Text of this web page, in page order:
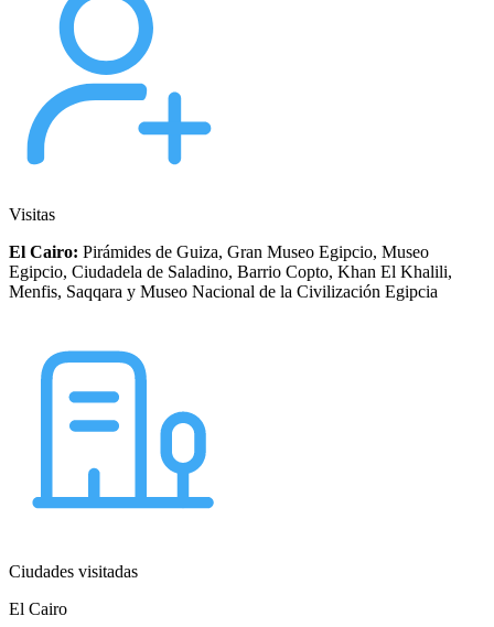
Visitas
El Cairo: Pirámides de Guiza, Gran Museo Egipcio, Museo
Egipcio, Ciudadela de Saladino, Barrio Copto, Khan El Khalili,
Menfis, Saqqara y Museo Nacional de la Civilización Egipcia
Ciudades visitadas
El Cairo